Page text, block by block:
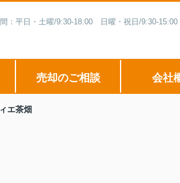
：平日・土曜/9:30-18:00 日曜・祝日/9:30-
売却のご相談 会社
エ茶畑